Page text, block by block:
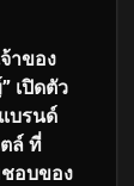
าของ
เปิดตัว
บรนด์
ล์ ที่
อบของ